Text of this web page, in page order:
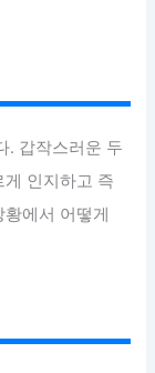
. 갑작스러운 두
인지하고 즉
에서 어떻게